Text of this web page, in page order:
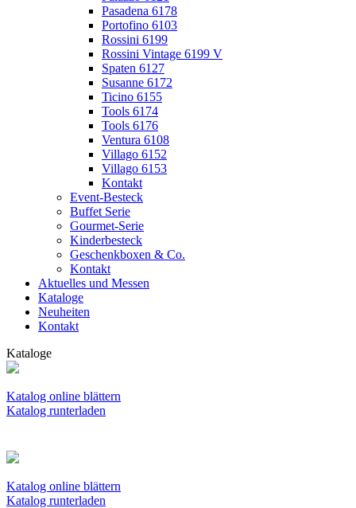
Pasadena 6178
Portofino 6103
Rossini 6199
Rossini Vintage 6199 V
Spaten 6127
Susanne 6172
Ticino 6155
Tools 6174
Tools 6176
Ventura 6108
Villago 6152
Villago 6153
Kontakt
Event-Besteck
Buffet Serie
Gourmet-Serie
Kinderbesteck
Geschenkboxen & Co.
Kontakt
Aktuelles und Messen
Kataloge
Neuheiten
Kontakt
Kataloge
Katalog online blättern
Katalog runterladen
Katalog online blättern
Katalog runterladen